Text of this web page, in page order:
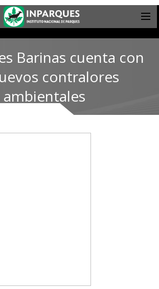
Barinas cuenta con
contralores
ambientales